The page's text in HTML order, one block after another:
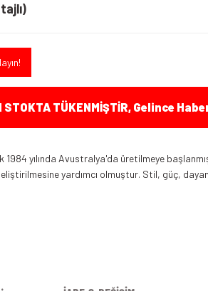
STOKTA TÜKENMİŞTİR, Gelince
yılında Avustralya'da üretilmeye
yardımcı olmuştur. Stil, güç,